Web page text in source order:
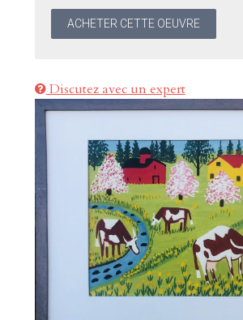
ACHETER CETTE OEUVRE
Discutez avec un expert